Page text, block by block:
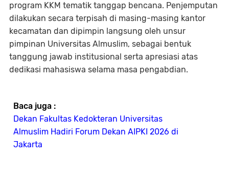
program KKM tematik tanggap bencana. Penjemputan
dilakukan secara terpisah di masing-masing kantor
kecamatan dan dipimpin langsung oleh unsur
pimpinan Universitas Almuslim, sebagai bentuk
tanggung jawab institusional serta apresiasi atas
dedikasi mahasiswa selama masa pengabdian.
Baca juga :
Dekan Fakultas Kedokteran Universitas
Almuslim Hadiri Forum Dekan AIPKI 2026 di
Jakarta